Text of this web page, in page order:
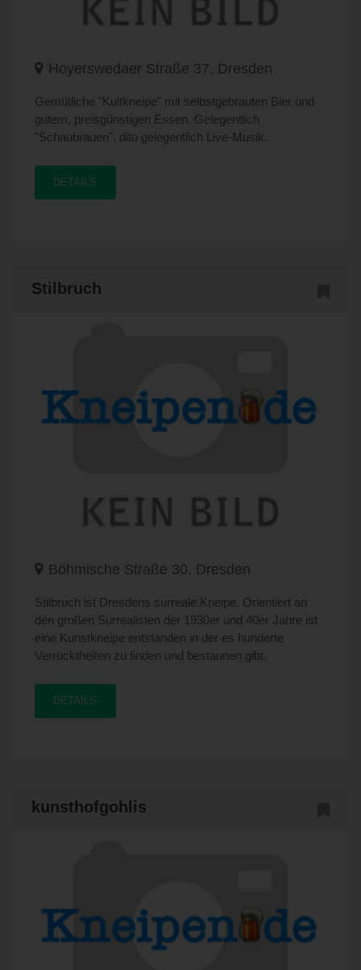
Hoyerswedaer Straße 37, Dresden
Gemütliche "Kultkneipe" mit selbstgebrauten Bier und
gutem, preisgünstigen Essen. Gelegentlich
"Schaubrauen", dito gelegentlich Live-Musik.
DETAILS
Stilbruch
Böhmische Straße 30, Dresden
Stilbruch ist Dresdens surreale Kneipe. Orientiert an
den großen Surrealisten der 1930er und 40er Jahre ist
eine Kunstkneipe entstanden in der es hunderte
Verrücktheiten zu finden und bestaunen gibt.
DETAILS
kunsthofgohlis